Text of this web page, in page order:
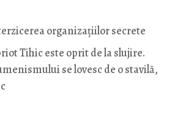
organizaţiilor secrete
Tihic este oprit de la slujire.
se lovesc de o stavilă,